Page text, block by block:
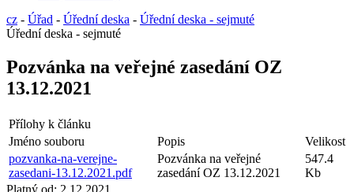
cz - Úřad - Úřední deska - Úřední deska - sejmuté
Úřední deska - sejmuté
Pozvánka na veřejné zasedání OZ
13.12.2021
Přílohy k článku
Jméno souboru
Popis
Velikost
pozvanka-na-verejne-
zasedani-13.12.2021.pdf
Pozvánka na veřejné
zasedání OZ 13.12.2021
547.4
Kb
Platný od: 2.12.2021